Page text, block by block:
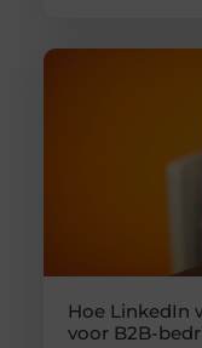
Hoe LinkedIn
voor B2B-